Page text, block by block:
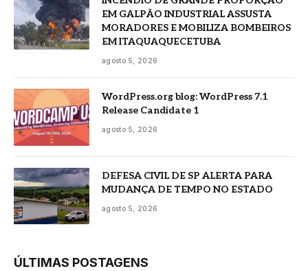
EM GALPÃO INDUSTRIAL ASSUSTA
MORADORES E MOBILIZA BOMBEIROS
EM ITAQUAQUECETUBA
agosto 5, 2026
WordPress.org blog: WordPress 7.1
Release Candidate 1
agosto 5, 2026
DEFESA CIVIL DE SP ALERTA PARA
MUDANÇA DE TEMPO NO ESTADO
agosto 5, 2026
ÚLTIMAS POSTAGENS